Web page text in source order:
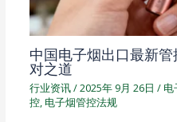
中国电子烟出口最新
对之道
行业资讯/2025年 9月 26日 / 电
控, 电子烟管控法规